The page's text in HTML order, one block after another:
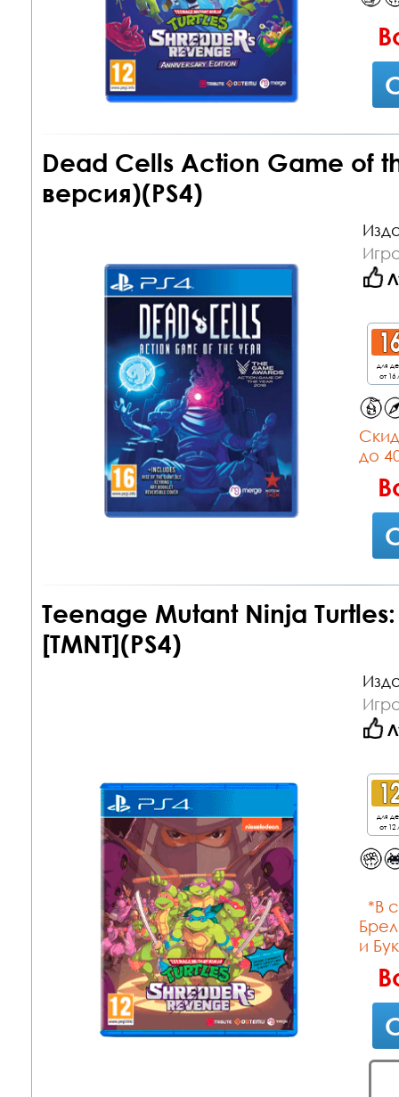
Dead Cells Action Game of
версия)(PS4)
для
от 16
до
Teenage Mutant Ninja
[TMNT](PS4)
для
от 12
*В
и